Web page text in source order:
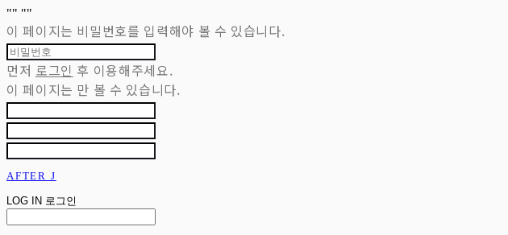
"" ""
이 페이지는 비밀번호를 입력해야 볼 수 있습니다.
먼저 로그인 후 이용해주세요.
이 페이지는 만 볼 수 있습니다.
AFTER J
LOG IN 로그인